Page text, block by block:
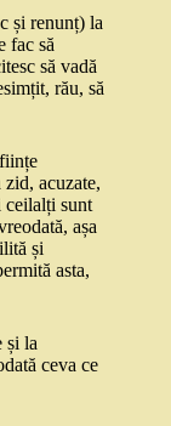
și renunț) la
fac să
să vadă
rău, să
zid, acuzate,
ceilalți sunt
așa
și
asta,
și la
ceva ce